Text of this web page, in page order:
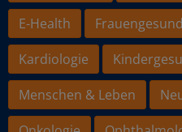
E-Health
Kardiologie
Menschen & Leben